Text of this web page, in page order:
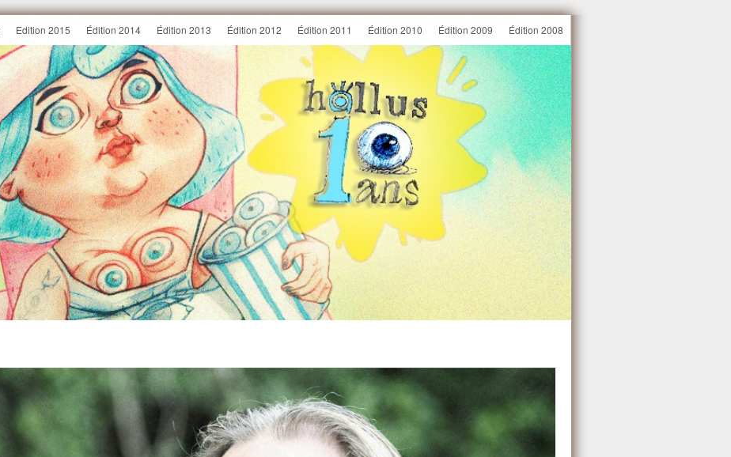
Edition 2015 Édition 2014 Édition 2013 Édition 2012 Édition 2011 Édition 2010 Édition 2009 Édition 2008